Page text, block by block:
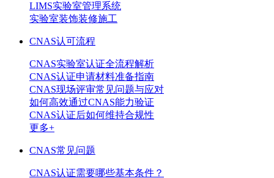
LIMS实验室管理系统
实验室装饰装修施工
CNAS认可流程
CNAS实验室认证全流程解析
CNAS认证申请材料准备指南
CNAS现场评审常见问题与应对
如何高效通过CNAS能力验证
CNAS认证后如何维持合规性
更多+
CNAS常见问题
CNAS认证需要哪些基本条件？